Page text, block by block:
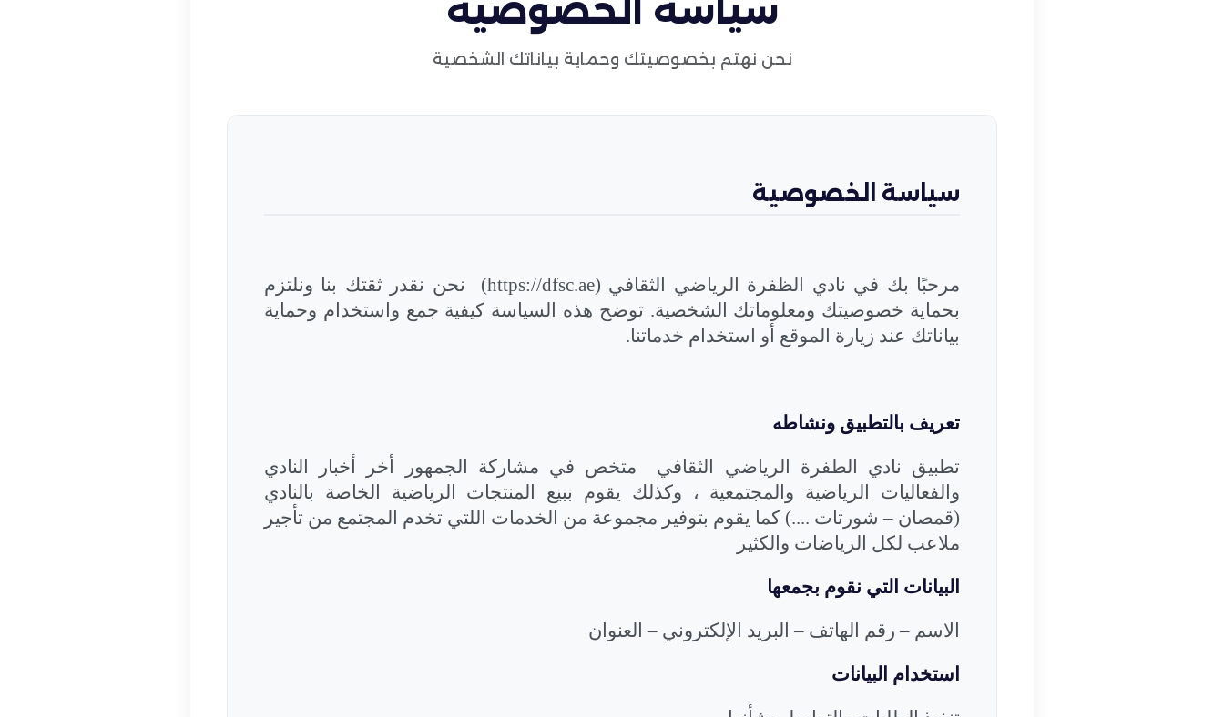
سياسة الخصوصية
نحن نهتم بخصوصيتك وحماية بياناتك الشخصية
سياسة الخصوصية
مرحبًا بك في نادي الظفرة الرياضي الثقافي (https://dfsc.ae)
نحن نقدر ثقتك بنا ونلتزم
بحماية خصوصيتك ومعلوماتك الشخصية. توضح هذه السياسة كيفية جمع واستخدام وحماية
بياناتك عند زيارة الموقع أو استخدام خدماتنا.
تعريف بالتطبيق ونشاطه
تطبيق نادي الطفرة الرياضي الثقافي
متخص في مشاركة الجمهور أخر أخبار النادي
والفعاليات الرياضية والمجتمعية ، وكذلك يقوم ببيع المنتجات الرياضية الخاصة بالنادي
(قمصان – شورتات ....) كما يقوم بتوفير مجموعة من الخدمات اللتي تخدم المجتمع من تأجير
ملاعب لكل الرياضات والكثير
البيانات التي نقوم بجمعها
الاسم – رقم الهاتف – البريد الإلكتروني – العنوان
استخدام البيانات